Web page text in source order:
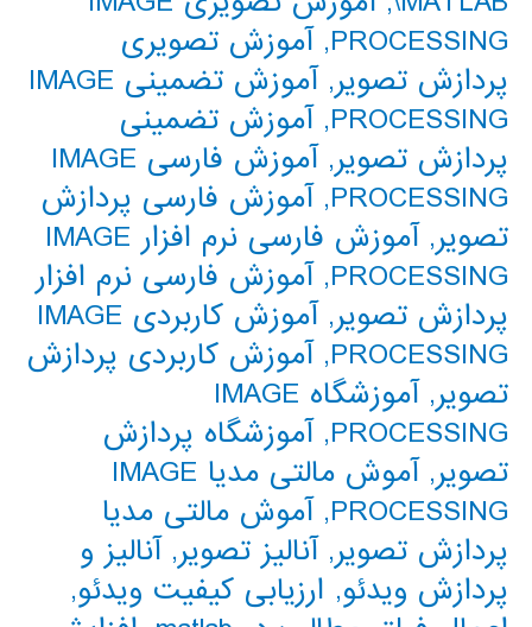
PROCESSING
,آموزش تصویری
پردازش تصویر,
آموزش تضمینی IMAGE
PROCESSING
,آموزش تضمینی
پردازش تصویر,
آموزش فارسی IMAGE
PROCESSING
,آموزش فارسی پردازش
تصویر,
آموزش فارسی نرم افزار IMAGE
PROCESSING
,آموزش فارسی نرم افزار
پردازش تصویر,
آموزش کاربردی IMAGE
PROCESSING
,آموزش کاربردی پردازش
تصویر,
آموزشگاه IMAGE
PROCESSING
,آموزشگاه پردازش
تصویر,
آموش مالتی مدیا IMAGE
PROCESSING
,آموش مالتی مدیا
پردازش تصویر,آنالیز تصویر,آنالیز و
پردازش ویدئو, ارزیابی کیفیت ویدئو,